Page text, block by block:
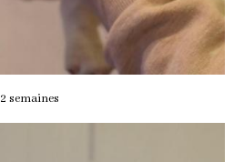
2 semaines